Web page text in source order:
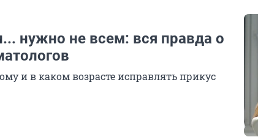
нужно не всем: вся правда о
и в каком возрасте исправлять прикус